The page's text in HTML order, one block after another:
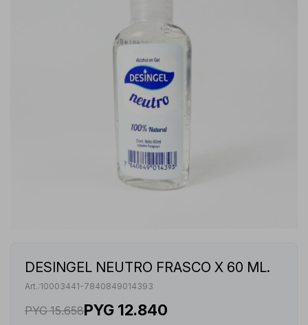
DESINGEL NEUTRO FRASCO X 60 ML.
10003441-7840849014393
PYG 15.658PYG 12.840